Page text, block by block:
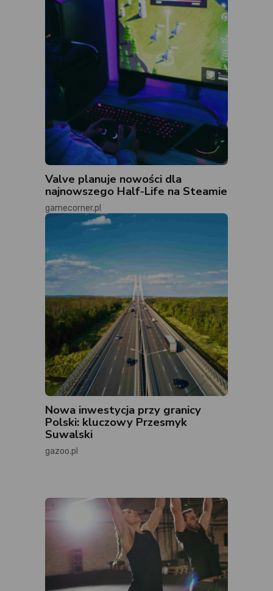
Valve planuje nowości dla
najnowszego Half-Life na Steamie
gamecorner.pl
Nowa inwestycja przy granicy
Polski: kluczowy Przesmyk
Suwalski
gazoo.pl